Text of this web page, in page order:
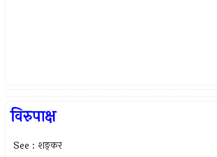
विरुपाक्ष
See : शङ्कर